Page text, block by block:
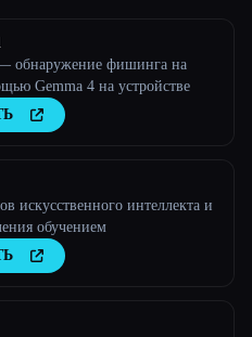
обнаружение фишинга на
Gemma 4 на устройстве
искусственного интеллекта и
обучением